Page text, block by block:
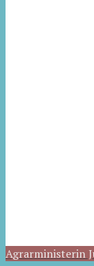
Agrarministerin